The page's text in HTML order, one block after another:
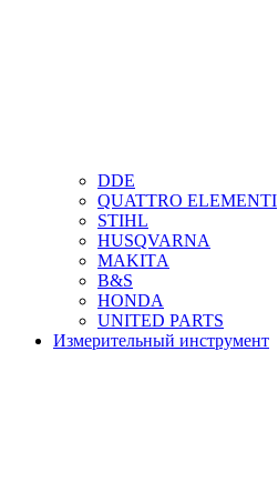
DDЕ
QUATTRO ELEMENTI
STIHL
HUSQVARNA
MAKITА
B&S
HONDA
UNITED PARTS
Измерительный инструмент